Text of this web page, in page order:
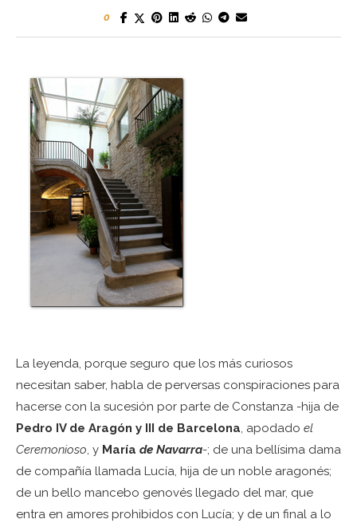
0
La leyenda, porque seguro que los más curiosos
necesitan saber, habla de perversas conspiraciones para
hacerse con la sucesión por parte de Constanza -hija de
Pedro IV de Aragón y III de Barcelona, apodado el
Ceremonioso, y María de Navarra-; de una bellísima dama
de compañía llamada Lucía, hija de un noble aragonés;
de un bello mancebo genovés llegado del mar, que
entra en amores prohibidos con Lucía; y de un final a lo